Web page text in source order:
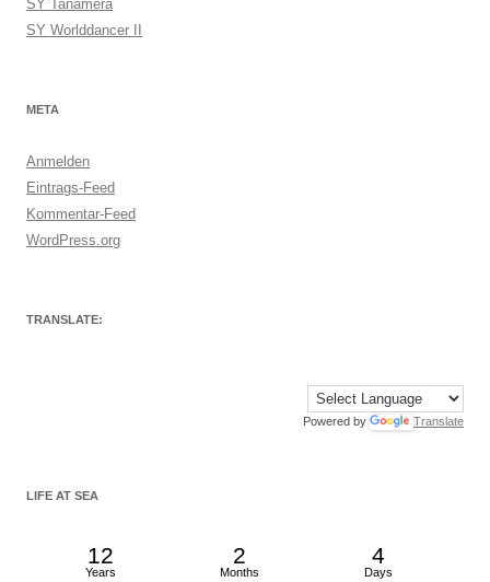
SY Tanamera
SY Worlddancer II
META
Anmelden
Eintrags-Feed
Kommentar-Feed
WordPress.org
TRANSLATE:
Powered by Translate
LIFE AT SEA
12
Years
2
Months
4
Days